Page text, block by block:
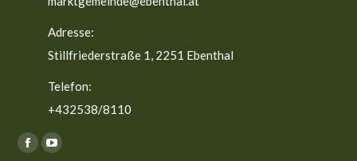
Adresse:
Stillfriederstraße 1, 2251 Ebenthal
Telefon:
+432538/8110
Finden Sie uns auf:
FacebookYouTube